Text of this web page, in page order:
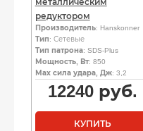
металлическим
редуктором
Производитель: Hanskonner
Тип: Сетевые
Тип патрона: SDS-Plus
Мощность, Вт: 850
Мах сила удара, Дж: 3,2
12240 руб.
КУПИТЬ